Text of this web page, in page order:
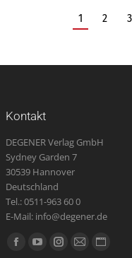
1 2 3
Kontakt
DEGENER Verlag GmbH
Sydney Garden 7
30539 Hannover
Deutschland
Tel.: 0511-963 60 0
E-Mail: info@degener.de
Finden Sie uns auf:
FacebookYouTubeInstagram
E-
Website